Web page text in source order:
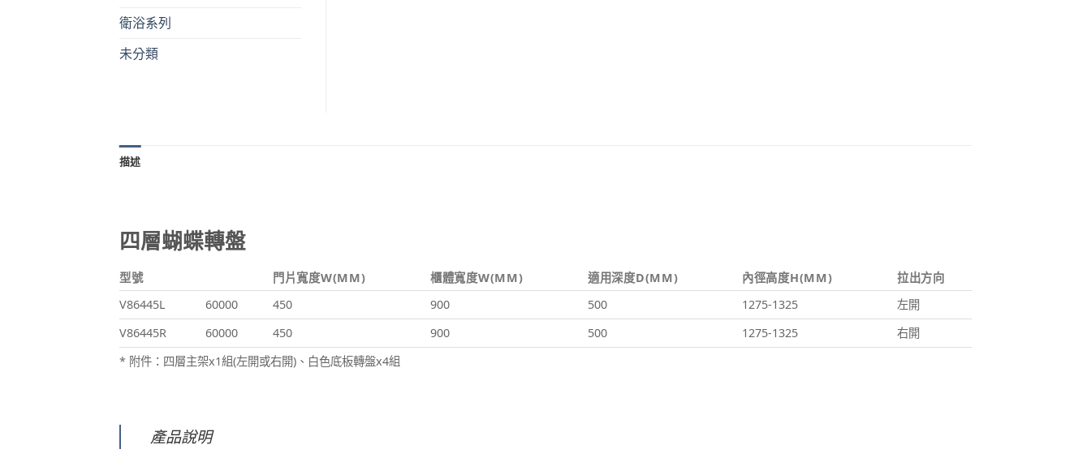
衛浴系列
未分類
描述
四層蝴蝶轉盤
型號 門片寬度W(MM) 櫃體寬度W(MM) 適用深度D(MM) 內徑高度H(MM)
拉出方向
V86445L
60000 450 900 500 1275-1325
左開
V86445R
60000 450 900 500 1275-1325
右開
* 附件：四層主架x1組(左開或右開)、白色底板轉盤x4組
產品說明